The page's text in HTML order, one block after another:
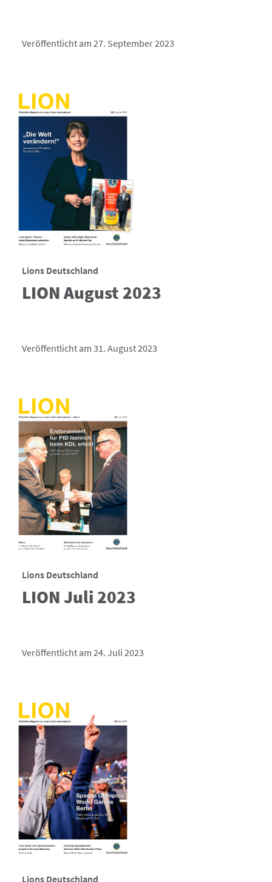
Veröffentlicht am 27. September 2023
Lions Deutschland
LION August 2023
Veröffentlicht am 31. August 2023
Lions Deutschland
LION Juli 2023
Veröffentlicht am 24. Juli 2023
Lions Deutschland